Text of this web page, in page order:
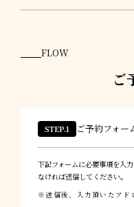
FLOW
ご
STEP.1 ご予約フォー
下記フォームに必要事項を入
なければ送信してください。
送信後、入力頂いたアド